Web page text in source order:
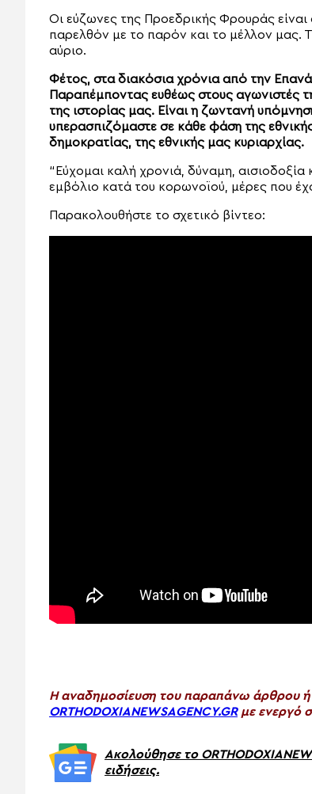
Οι εύζωνες της Προεδρικής Φρουράς
παρελθόν με το παρόν και το μέλλον μας.
αύριο.
Φέτος, στα διακόσια χρόνια από την
Παραπέμποντας ευθέως στους αγωνιστές
της ιστορίας μας. Είναι η ζωντανή
υπερασπιζόμαστε σε κάθε φάση της
δημοκρατίας, της εθνικής μας κυριαρχίας.
“Εύχομαι καλή χρονιά, δύναμη, αισιοδοξία
εμβόλιο κατά του κορωνοϊού, μέρες που
Παρακολουθήστε το σχετικό βίντεο:
H αναδημοσίευση του παραπάνω άρθρου ή
ORTHODOXIANEWSAGENCY.GRμε ενεργό
Ακολούθησε το
ειδήσεις.